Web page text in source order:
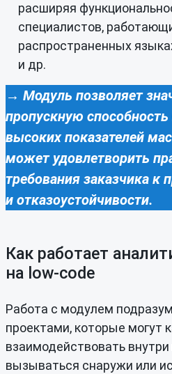
расширяя
специалистов,
распространенных
и др.
→ Модуль позволяет
пропускную
высоких показателей
может удовлетворить
требования заказчика к
и отказоустойчивости.
Как работает
на low-code
Работа с модулем
проектами, которые могут
взаимодействовать внутри
вызываться снаружи или